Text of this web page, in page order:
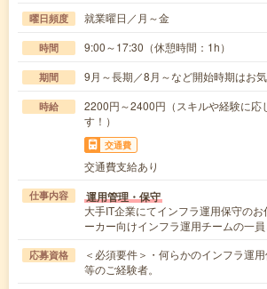
曜日頻度 就業曜日／月～金
時間 9:00～17:30（休憩時間：1h）
期間 9月～長期／8月～など開始時期はお気
時給
2200円～2400円（スキルや経験に応
す！）
交通費
交通費支給あり
仕事内容 運用管理・保守
大手IT企業にてインフラ運用保守の
ーカー向けインフラ運用チームの一
応募資格
＜必須要件＞・何らかのインフラ運
等のご経験者。